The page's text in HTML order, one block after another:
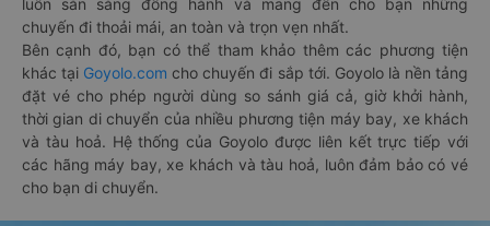
luôn sẵn sàng đồng hành và mang đến cho bạn những
chuyến đi thoải mái, an toàn và trọn vẹn nhất.
Bên cạnh đó, bạn có thể tham khảo thêm các phương tiện
khác tại Goyolo.com cho chuyến đi sắp tới. Goyolo là nền tảng
đặt vé cho phép người dùng so sánh giá cả, giờ khởi hành,
thời gian di chuyển của nhiều phương tiện máy bay, xe khách
và tàu hoả. Hệ thống của Goyolo được liên kết trực tiếp với
các hãng máy bay, xe khách và tàu hoả, luôn đảm bảo có vé
cho bạn di chuyển.